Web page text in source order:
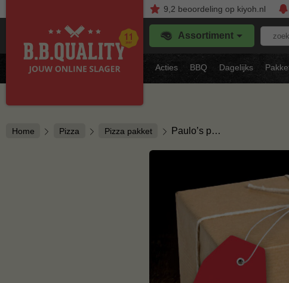
9,2 beoordelingop kiyoh.nl
Assortiment
Zoek
stuk
vlees..
Acties BBQ Dagelijks
Home Pizza Pizza pakket Paulo’s p…